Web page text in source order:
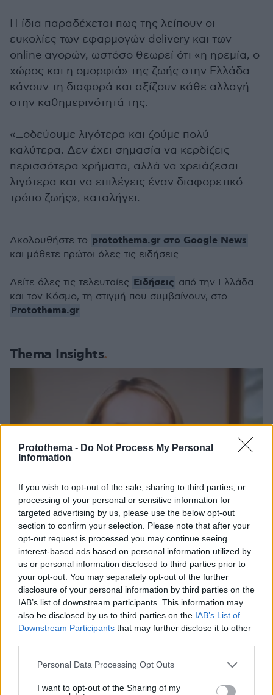
Protothema - Do Not Process My Personal
Information
If you wish to opt-out of the sale, sharing to third parties, or
processing of your personal or sensitive information for
targeted advertising by us, please use the below opt-out
section to confirm your selection. Please note that after your
opt-out request is processed you may continue seeing
interest-based ads based on personal information utilized by
us or personal information disclosed to third parties prior to
your opt-out. You may separately opt-out of the further
disclosure of your personal information by third parties on the
IAB’s list of downstream participants. This information may
also be disclosed by us to third parties on the IAB’s List of
Downstream Participants that may further disclose it to other
Please note that this website/app uses one or more Google
not limited to your visit or usage behaviour. You may click to
Personal Data Processing Opt Outs
I want to opt-out of the Sharing of my
Η ίδια παραδέχεται πως της λείπουν οι
ευκολίες των εφαρμογών delivery και των
online αγορών, ωστόσο θεωρεί ότι «η ηρεμία, ο
χώρος και η ομορφιά» της ζωής στην Ελλάδα
κάνουν τη διαφορά και αξίζουν κάθε αλλαγή
στην καθημερινότητά της.
«Ξοδεύουμε λιγότερα και ζούμε πολύ
καλύτερα. Δεν έχει σημασία να κερδίζεις
περισσότερα χρήματα, αλλά να χρειάζεσαι
λιγότερα και να επιλέγεις έναν διαφορετικό
τρόπο ζωής», καταλήγει.
Thema Insights
Το DEI College παρουσιάζει τη Sophia. Την πρώτη 24/7
φοιτητές
30.07.2026, 09:33
Ακολουθήστε το protothema.gr στο Google News
και μάθετε πρώτοι όλες τις ειδήσεις
Δείτε όλες τις τελευταίες Ειδήσεις από την Ελλάδα
και τον Κόσμο, τη στιγμή που συμβαίνουν, στο
Protothema.gr